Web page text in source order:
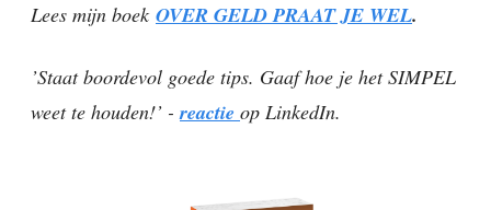
Lees mijn boek OVER GELD PRAAT JE WEL.
’Staat boordevol goede tips. Gaaf hoe je het SIMPEL
weet te houden!’ -reactie op LinkedIn.